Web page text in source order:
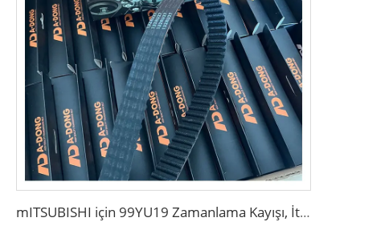
mITSUBISHI için 99YU19 Zamanlama Kayışı, İthal Polyester Gerilim Hattı ile